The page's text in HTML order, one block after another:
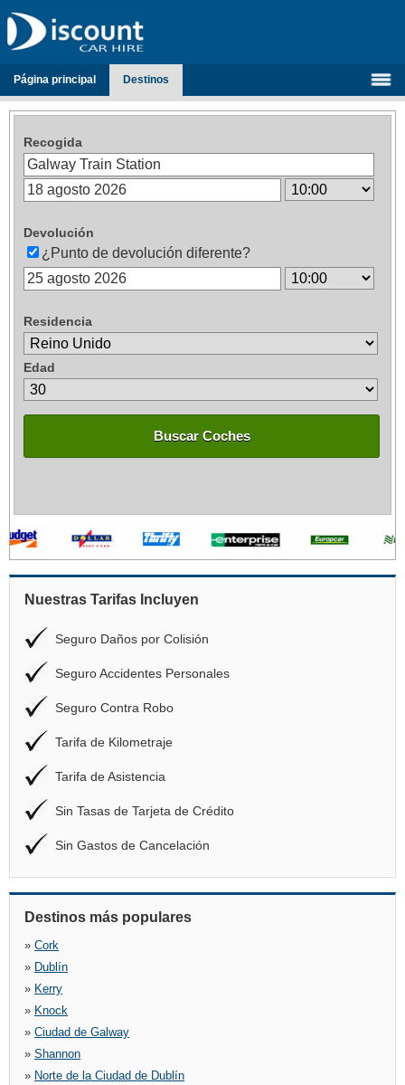
Página principal Destinos
Recogida
Devolución
¿Punto de devolución diferente?
Residencia
Edad
Buscar Coches
Nuestras Tarifas Incluyen
Seguro Daños por Colisión
Seguro Accidentes Personales
Seguro Contra Robo
Tarifa de Kilometraje
Tarifa de Asistencia
Sin Tasas de Tarjeta de Crédito
Sin Gastos de Cancelación
Destinos más populares
» Cork
» Dublín
» Kerry
» Knock
» Ciudad de Galway
» Shannon
» Norte de la Ciudad de Dublín